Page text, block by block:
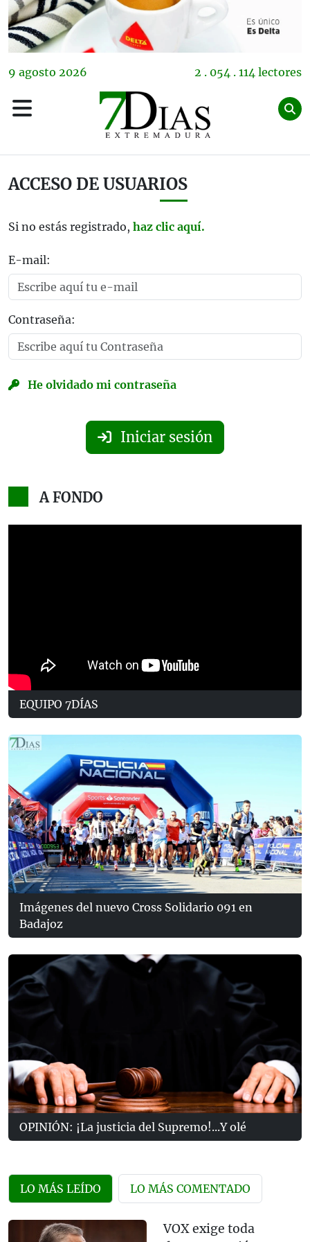
9 agosto 2026 2 . 054 . 114 lectores
ACCESO DE USUARIOS
Si no estás registrado, haz clic aquí.
E-mail:
Contraseña:
He olvidado mi contraseña
Iniciar sesión
A FONDO
EQUIPO 7DÍAS
Imágenes del nuevo Cross Solidario 091 en
Badajoz
OPINIÓN: ¡La justicia del Supremo!...Y olé
LO MÁS LEÍDO LO MÁS COMENTADO
VOX exige toda